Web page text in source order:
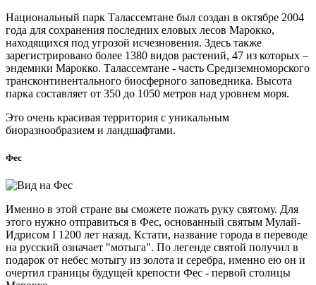
Национальный парк Талассемтане был создан в октябре 2004
года для сохранения последних еловых лесов Марокко,
находящихся под угрозой исчезновения. Здесь также
зарегистрировано более 1380 видов растений, 47 из которых –
эндемики Марокко. Талассемтане - часть Средиземноморского
трансконтинентального биосферного заповедника. Высота
парка составляет от 350 до 1050 метров над уровнем моря.
Это очень красивая территория с уникальным
биоразнообразием и ландшафтами.
Фес
Именно в этой стране вы сможете пожать руку святому. Для
этого нужно отправиться в Фес, основанный святым Мулай-
Идрисом I 1200 лет назад. Кстати, название города в переводе
на русский означает "мотыга". По легенде святой получил в
подарок от небес мотыгу из золота и серебра, именно ею он и
очертил границы будущей крепости Фес - первой столицы